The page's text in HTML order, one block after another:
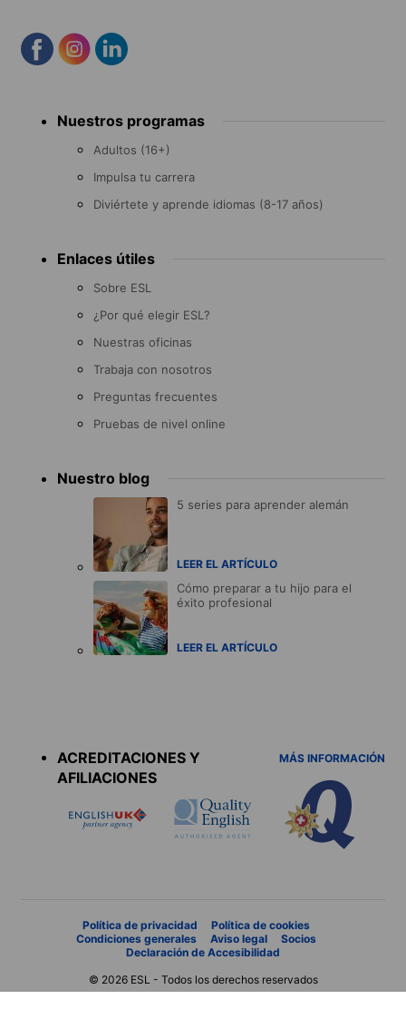
menu Nuestros programas
Adultos (16+)
Impulsa tu carrera
Diviértete y aprende idiomas (8-17 años)
Enlaces útiles
Sobre ESL
¿Por qué elegir ESL?
Nuestras oficinas
Trabaja con nosotros
Preguntas frecuentes
Pruebas de nivel online
Nuestro blog
5 series para aprender alemán
LEER EL ARTÍCULO
Cómo preparar a tu hijo para el
éxito profesional
LEER EL ARTÍCULO
ACREDITACIONES Y
AFILIACIONES
MÁS INFORMACIÓN
Política de privacidad
Política de cookies
Condiciones generales
Aviso legal
Socios
Declaración de Accesibilidad
© 2026 ESL - Todos los derechos reservados